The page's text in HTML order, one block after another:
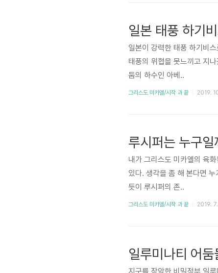
일본 태풍 하기
일본이 강력한 태풍 하기비
태풍의 위협을 못느끼고 지
둠의 하수인 아베..
그리스도 미카엘/시작 과 끝 2019.
루시퍼는 누구일
내가 그리스도 미카엘의 육
있다. 생각을 좀 해 본다면
듯이 루시퍼의 존..
그리스도 미카엘/시작 과 끝 2019.
일루미나티 어